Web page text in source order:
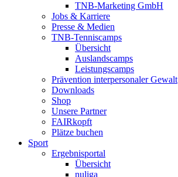
TNB-Marketing GmbH
Jobs & Karriere
Presse & Medien
TNB-Tenniscamps
Übersicht
Auslandscamps
Leistungscamps
Prävention interpersonaler Gewalt
Downloads
Shop
Unsere Partner
FAIRkopft
Plätze buchen
Sport
Ergebnisportal
Übersicht
nuliga